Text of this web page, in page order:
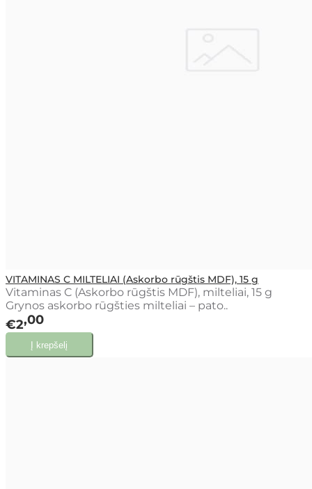
VITAMINAS C MILTELIAI (Askorbo rūgštis MDF), 15 g
Vitaminas C (Askorbo rūgštis MDF), milteliai, 15 g
Grynos askorbo rūgšties milteliai – pato..
€2 00